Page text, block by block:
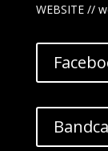
WEBSITE //